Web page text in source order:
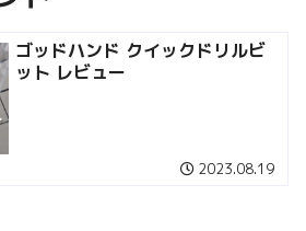
ゴッドハンド クイックドリルビ
ット レビュー
2023.08.19